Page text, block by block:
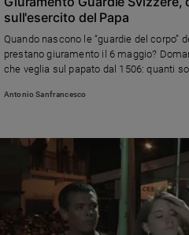
e
spettacoli
Sanremo
Tv
Musica
Arte
Famiglia
sull'esercito del Papa
Quando nascono le “guardie del corpo”
prestano giuramento il 6 maggio?
che veglia sul papato dal 1506: quanti
Antonio Sanfrancesco